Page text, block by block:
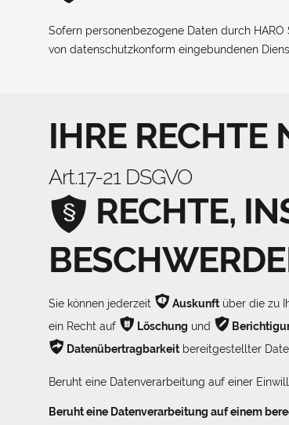
Sofern personenbezogene Daten durch
von datenschutzkonform eingebundenen
IHRE RECHTE
Art.17-21 DSGVO
RECHTE,
Sie können jederzeit ѯ Auskunftüber die zu
ein Recht auf ѭ Löschung und 
ѿ Datenübertragbarkeitbereitgestellter
Beruht eine Datenverarbeitung auf einer
Beruht eine Datenverarbeitung auf einem